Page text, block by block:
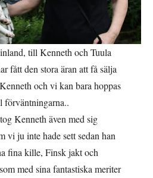
till Kenneth och Tuula
fått den stora äran att få sälja
och vi kan bara hoppas
förväntningarna..
Kenneth även med sig
vi ju inte hade sett sedan han
fina kille, Finsk jakt och
med sina fantastiska meriter